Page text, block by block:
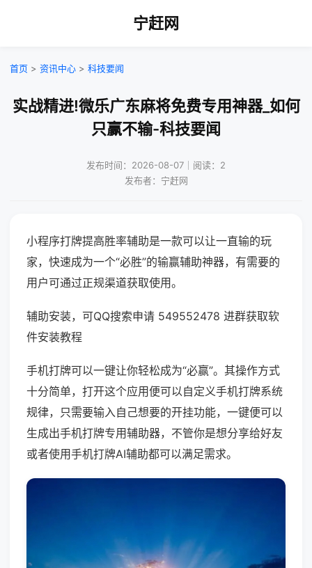
宁赶网
首页 > 资讯中心 > 科技要闻
实战精进!微乐广东麻将免费专用神器_如何
只赢不输-科技要闻
发布时间：2026-08-07｜阅读：2
发布者：宁赶网
小程序打牌提高胜率辅助是一款可以让一直输的玩
家，快速成为一个“必胜”的输赢辅助神器，有需要的
用户可通过正规渠道获取使用。
辅助安装，可QQ搜索申请 549552478 进群获取软
件安装教程
手机打牌可以一键让你轻松成为“必赢”。其操作方式
十分简单，打开这个应用便可以自定义手机打牌系统
规律，只需要输入自己想要的开挂功能，一键便可以
生成出手机打牌专用辅助器，不管你是想分享给好友
或者使用手机打牌AI辅助都可以满足需求。